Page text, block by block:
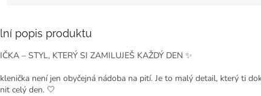
popis produktu
– STYL, KTERÝ SI ZAMILUJEŠ KAŽDÝ DEN ✨
není jen obyčejná nádoba na pití. Je to malý detail, který ti
celý den. 🤍